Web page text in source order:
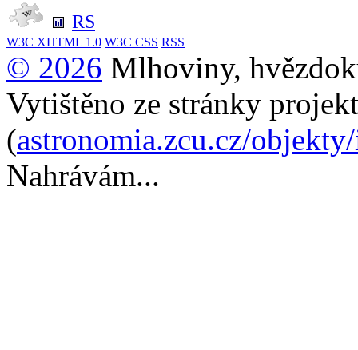
RS
W3C XHTML 1.0 W3C CSS RSS
© 2026 Mlhoviny,
Vytištěno ze stránky
(astronomia.zcu.cz/
Nahrávám...